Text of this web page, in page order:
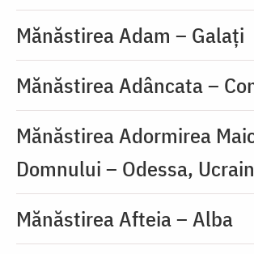
Mănăstirea Adam – Galați
Mănăstirea Adâncata –
Mănăstirea Adormirea
Domnului – Odessa,
Mănăstirea Afteia – Alba